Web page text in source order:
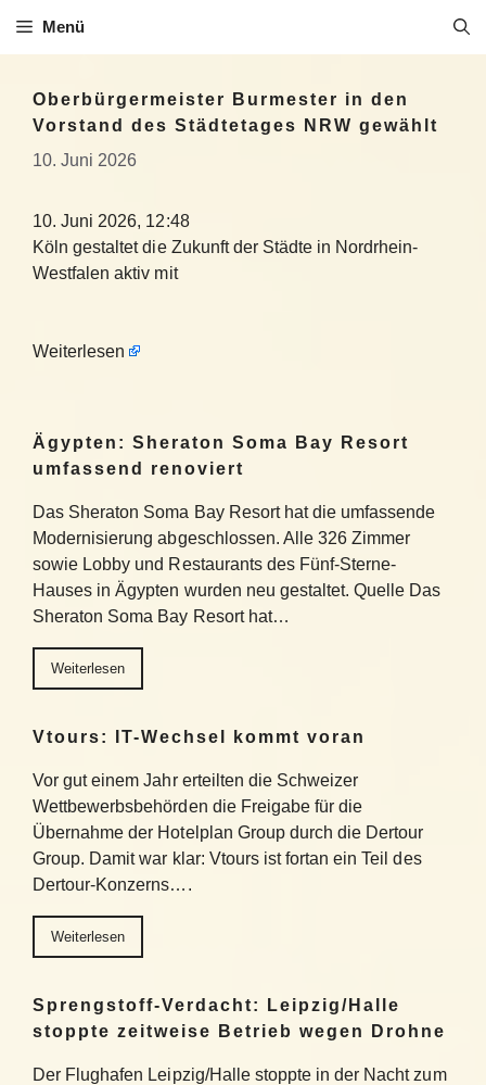
Inhalt
Menü
Oberbürgermeister Burmester in den
Vorstand des Städtetages NRW gewählt
10. Juni 2026
10. Juni 2026, 12:48
Köln gestaltet die Zukunft der Städte in Nordrhein-
Westfalen aktiv mit
Weiterlesen
Ägypten: Sheraton Soma Bay Resort
umfassend renoviert
Das Sheraton Soma Bay Resort hat die umfassende
Modernisierung abgeschlossen. Alle 326 Zimmer
sowie Lobby und Restaurants des Fünf-Sterne-
Hauses in Ägypten wurden neu gestaltet. Quelle Das
Sheraton Soma Bay Resort hat…
Weiterlesen
Vtours: IT-Wechsel kommt voran
Vor gut einem Jahr erteilten die Schweizer
Wettbewerbsbehörden die Freigabe für die
Übernahme der Hotelplan Group durch die Dertour
Group. Damit war klar: Vtours ist fortan ein Teil des
Dertour-Konzerns….
Weiterlesen
Sprengstoff-Verdacht: Leipzig/Halle
stoppte zeitweise Betrieb wegen Drohne
Der Flughafen Leipzig/Halle stoppte in der Nacht zum